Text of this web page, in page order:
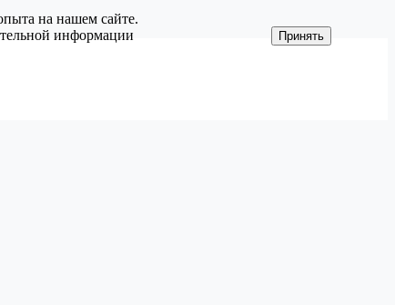
на нашем сайте.
информации
Принять